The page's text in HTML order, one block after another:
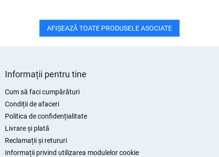
AFIŞEAZĂ TOATE PRODUSELE ASOCIATE
Informații pentru tine
Cum să faci cumpărături
Condiții de afaceri
Politica de confidențialitate
Livrare și plată
Reclamații și retururi
Informații privind utilizarea modulelor cookie